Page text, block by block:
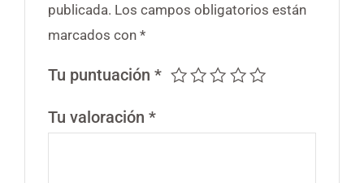
publicada. Los campos obligatorios están
marcados con*
Tu puntuación*
Tu valoración*